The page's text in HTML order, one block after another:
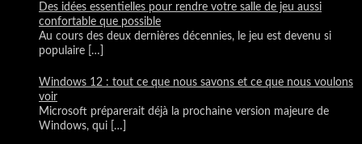
Des idées essentielles pour rendre votre salle de jeu aussi
confortable que possible
Au cours des deux dernières décennies, le jeu est devenu si
populaire
[…]
Windows 12 : tout ce que nous savons et ce que nous voulons
voir
Microsoft préparerait déjà la prochaine version majeure de
Windows, qui
[…]